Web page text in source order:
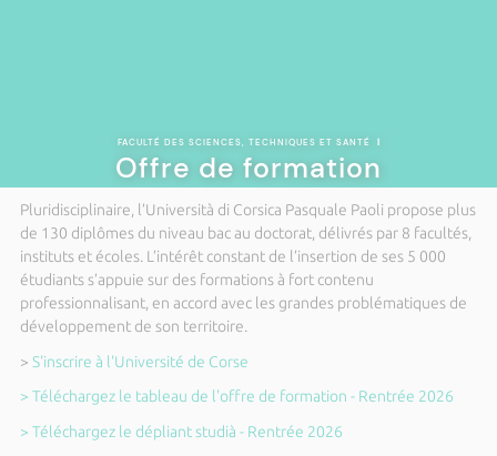
FACULTÉ DES SCIENCES, TECHNIQUES ET SANTÉ |
Offre de formation
Pluridisciplinaire, l’Università di Corsica Pasquale Paoli propose plus
de 130 diplômes du niveau bac au doctorat, délivrés par 8 facultés,
instituts et écoles. L’intérêt constant de l’insertion de ses 5 000
étudiants s’appuie sur des formations à fort contenu
professionnalisant, en accord avec les grandes problématiques de
développement de son territoire.
> S'inscrire à l'Université de Corse
> Téléchargez le tableau de l'offre de formation - Rentrée 2026
> Téléchargez le dépliant studià - Rentrée 2026